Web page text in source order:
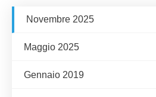
Novembre 2025
Maggio 2025
Gennaio 2019